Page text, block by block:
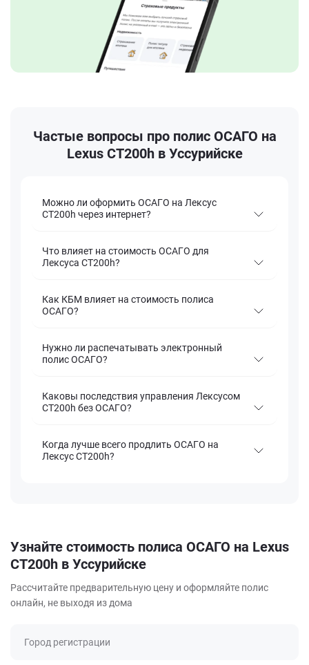
Частые вопросы про полис ОСАГО на
Lexus CT200h в Уссурийске
Можно ли оформить ОСАГО на Лексус
CT200h через интернет?
Что влияет на стоимость ОСАГО для
Лексуса CT200h?
Как КБМ влияет на стоимость полиса
ОСАГО?
Нужно ли распечатывать электронный
полис ОСАГО?
Каковы последствия управления Лексусом
CT200h без ОСАГО?
Когда лучше всего продлить ОСАГО на
Лексус CT200h?
Узнайте стоимость полиса ОСАГО на Lexus
CT200h в Уссурийске
Рассчитайте предварительную цену и оформляйте полис
онлайн, не выходя из дома
Город регистрации